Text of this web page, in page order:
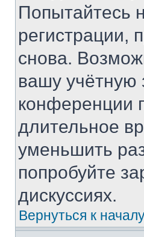
Попытайтесь
регистрации,
снова.
вашу учётную
конференции
длительное
уменьшить
попробуйте
дискуссиях.
Вернуться к